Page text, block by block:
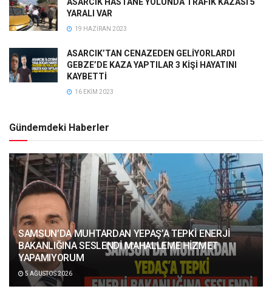
YARALI VAR
19 HAZIRAN 2023
ASARCIK’TAN CENAZEDEN GELİYORLARDI
GEBZE’DE KAZA YAPTILAR 3 KİŞİ HAYATINI
KAYBETTİ
16 EKIM 2023
Gündemdeki Haberler
SAMSUN’DA MUHTARDAN YEPAŞ’A TEPKİ ENERJİ
BAKANLIĞINA SESLENDİ MAHALLEME HİZMET
YAPAMIYORUM
5 AĞUSTOS 2026